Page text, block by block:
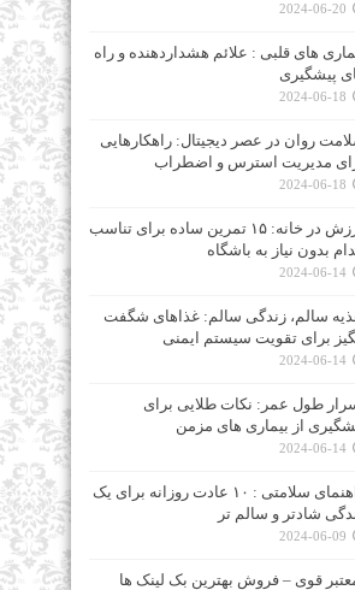
2024-06-20
های قلبی : علائم هشداردهنده و راه‌
پیشگیری
2024-06-18
روان در عصر دیجیتال: راهکارهایی
مدیریت استرس و اضطراب
2024-06-18
ورزش در خانه: ۱۵ تمرین ساده برای تناسب
بدون نیاز به باشگاه
2024-06-14
سالم، زندگی سالم: غذاهای شگفت‌
برای تقویت سیستم ایمنی
2024-06-14
طول عمر: نکات طلایی برای
از بیماری‌ های مزمن
2024-06-14
راهنمای سلامتی : ۱۰ عادت روزانه برای یک
شادتر و سالم‌ تر
2024-06-09
قوی – فروش بهترین بک لینک ها